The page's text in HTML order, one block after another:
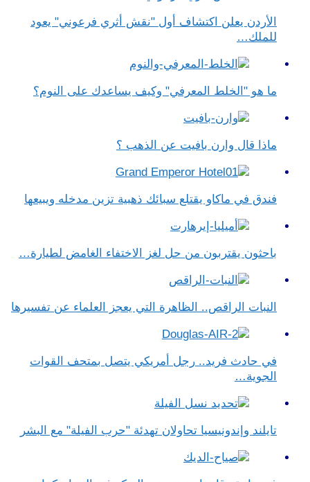
الأردن يعلن اكتشاف أول "نقش أثري فرعوني" يعود
للملك…
ما هو "الخلط المعرفي" وكيف يساعدك على النوم؟
ماذا قال وارن بافيت عن الذهب ؟
فندق في ماكاو يقتلع سبائك ذهبية تزين مدخله ويبيعها
باحثون يقتربون من حل لغز الاختفاء الغامض لطيارة…
النبات الراقص.. الظاهرة التي يعجز العلماء عن تفسيرها
في حادث فريد.. رجل أمريكي يتصل بمتحف القوات
الجوية…
تايلند وإندونيسيا تحاولان تهدئة "حرب الفيلة" مع البشر